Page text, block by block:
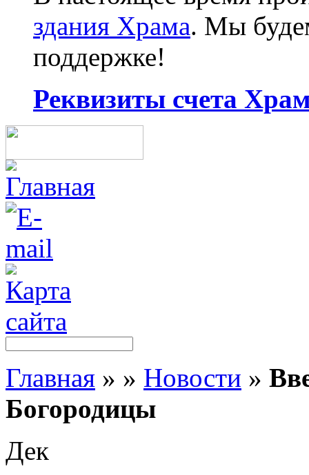
здания Храма. Мы
поддержке!
Реквизиты счета
Главная » » Новости »
Богородицы
Дек